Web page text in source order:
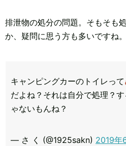
排泄物の処分の問題。そもそも
か、疑問に思う方も多いですね。
キャンピングカーのトイレって
だよね？それは自分で処理？
ゃないもんね？
— さ く (@1925sakn) 2019年